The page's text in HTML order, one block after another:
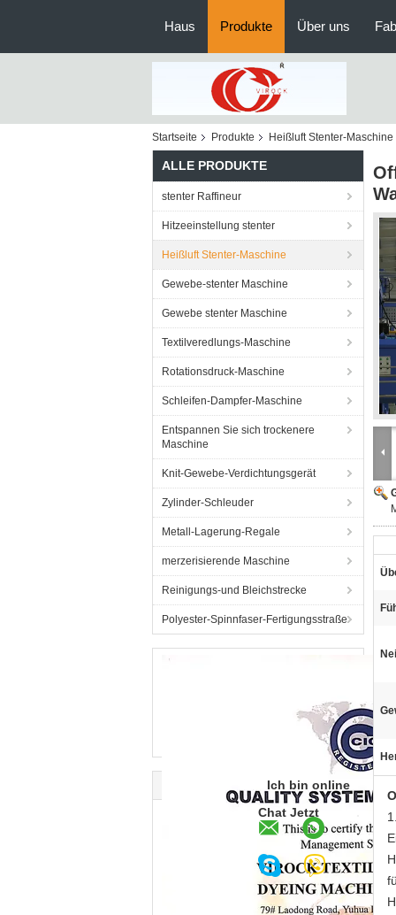
Haus Produkte Über uns
Startseite Produkte Heißluft Stenter-Maschine
ALLE PRODUKTE
stenter Raffineur
Hitzeeinstellung stenter
Heißluft Stenter-Maschine
Gewebe-stenter Maschine
Gewebe stenter Maschine
Textilveredlungs-Maschine
Rotationsdruck-Maschine
Schleifen-Dampfer-Maschine
Entspannen Sie sich trockenere
Maschine
Knit-Gewebe-Verdichtungsgerät
Zylinder-Schleuder
Metall-Lagerung-Regale
merzerisierende Maschine
Reinigungs-und Bleichstrecke
Polyester-Spinnfaser-Fertigungsstraße
Ich bin online
Chat Jetzt
1.